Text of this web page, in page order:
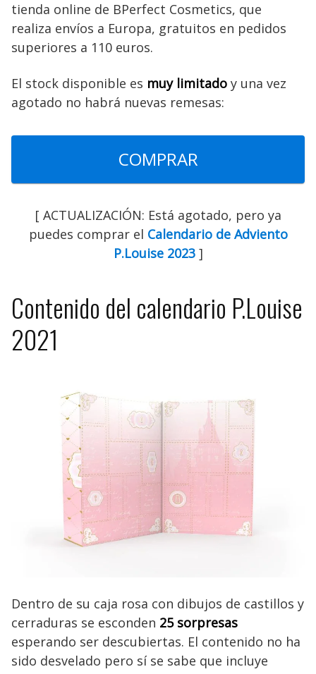
tienda online de BPerfect Cosmetics, que
realiza envíos a Europa, gratuitos en pedidos
superiores a 110 euros.
El stock disponible es muy limitado y una vez
agotado no habrá nuevas remesas:
COMPRAR
[ ACTUALIZACIÓN: Está agotado, pero ya
puedes comprar el Calendario de Adviento
P.Louise 2023]
Contenido del calendario P.Louise
2021
Dentro de su caja rosa con dibujos de castillos y
cerraduras se esconden 25 sorpresas
esperando ser descubiertas. El contenido no ha
sido desvelado pero sí se sabe que incluye